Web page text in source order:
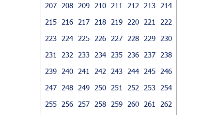
207
208 209 210 211 212 213
214
215
216 217 218 219 220 221
222
223
224 225 226 227 228 229
230
231
232 233 234 235 236 237
238
239
240 241 242 243 244 245
246
247
248 249 250 251 252 253
254
255
256 257 258 259 260 261
262